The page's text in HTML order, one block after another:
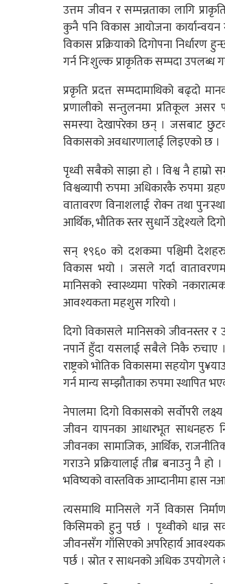
उत्तम जीवन र सम्पन्नताका लागि
कुनै पनि विकास आयोजना
विकास प्रक्रियाको दिगोपना
गर्न निःशुल्क प्राकृतिक सम्पदा उपलब्ध
प्रकृति प्रदत्त सम्पदामाथिको बढ्दो
प्रणालीको सन्तुलनमा प्रतिकूल असर
समस्या देखापरेका छन् । जसबाट
विकासको अवधारणालाई लिइएको छ ।
पृथ्वी सबैको साझा हो । विश्व नै
विश्वव्यापी रुपमा अधिकारकै रुपमा
वातावरण विनाशलाई रोक्न तथा
आर्थिक, भौतिक स्तर सुधार्ने उद्देश्यले
सन् १९६० को दशकमा पश्चिमी
विकास भयो । जसले गर्दा
मानिसको स्वास्थ्यमा पारेको
आवश्यकता महशुस गरियो ।
दिगो विकासले मानिसको जीवनस्तर
नपार्ने हुँदा यसलाई सबैले निकै रुचाए ।
राष्ट्रको भोतिक विकासमा सहयोग
गर्न मान्य सम्झौताका रुपमा स्थापित
नेपालमा दिगो विकासको सर्वोपरी
जीवन यापनका आधारभूत साधनहरु
जीवनका सामाजिक, आर्थिक,
गराउने प्रक्रियालाई तीब्र बनाउनु नै
भविष्यको वास्तविक आम्दानीमा ह्रास
त्यसमाथि मानिसले गर्ने विकास
किसिमको हुनु पर्छ । पृथ्वीको धान्न
जीवनसँग गाँसिएको अपरिहार्य
पर्छ । स्रोत र साधनको अधिक